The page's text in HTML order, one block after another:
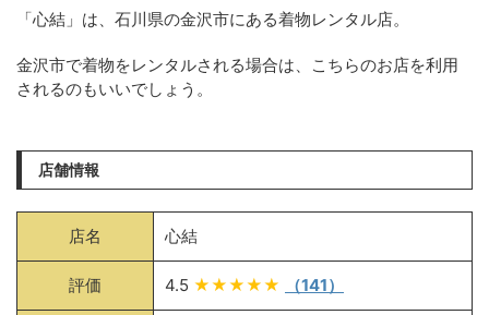
「心結」は、石川県の金沢市にある着物レンタル店。
金沢市で着物をレンタルされる場合は、こちらのお店を利用
されるのもいいでしょう。
店舗情報
店名 心結
評価 4.5 ★★★★★ （141）